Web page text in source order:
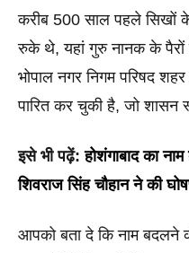
करीब 500 साल पहले सिखों
रुके थे, यहां गुरु नानक के
भोपाल नगर निगम परिषद
पारित कर चुकी है, जो शासन
इसे भी पढ़ें: होशंगाबाद का
शिवराज सिंह चौहान ने की
आपको बता दे कि नाम बदलने